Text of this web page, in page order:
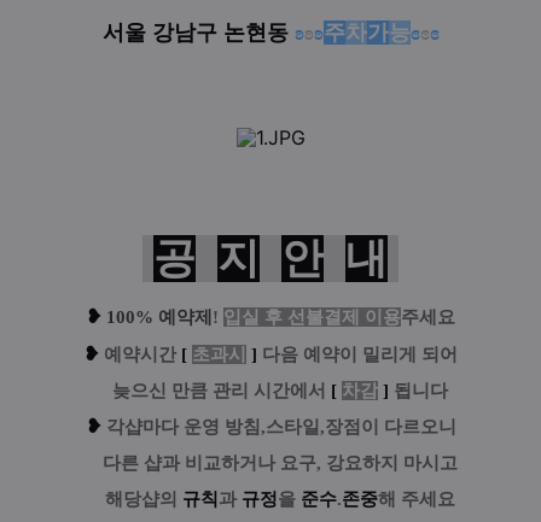
서울 강남구 논현동 ʚʚʚ주차가능ɞɞɞ
공 지 안 내
❥ 100% 예약제 ! 입실 후 선불결제 이용주세요
❥ 예 약시간 [ 초과시 ] 다음 예약이 밀리게 되어
늦으신 만큼 관리 시간에서 [ 차감 ] 됩니다
❥ 각샵마다 운영 방침,스타일,장점이 다르오니
다른 샵과 비교하거나 요구, 강요하지 마시고
해당샵의 규칙 과 규정을 준수.존중해 주세요